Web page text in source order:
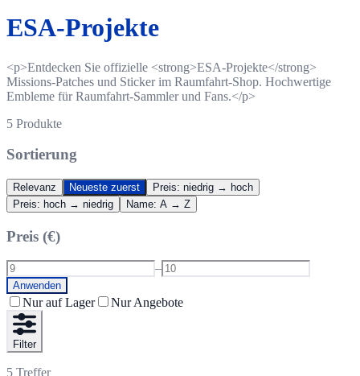
ESA-Projekte
<p>Entdecken Sie offizielle <strong>ESA-Projekte</strong>
Missions-Patches und Sticker im Raumfahrt-Shop. Hochwertige
Embleme für Raumfahrt-Sammler und Fans.</p>
5 Produkte
Sortierung
Relevanz Neueste zuerst
Preis: niedrig → hoch
Preis: hoch → niedrig
Name: A → Z
Preis (€)
–
Anwenden
Nur auf Lager Nur Angebote
Filter
5 Treffer